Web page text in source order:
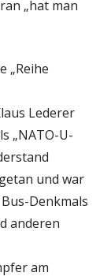
„hat man
„Reihe
Lederer
„NATO-U-
und war
Denkmals
anderen
am